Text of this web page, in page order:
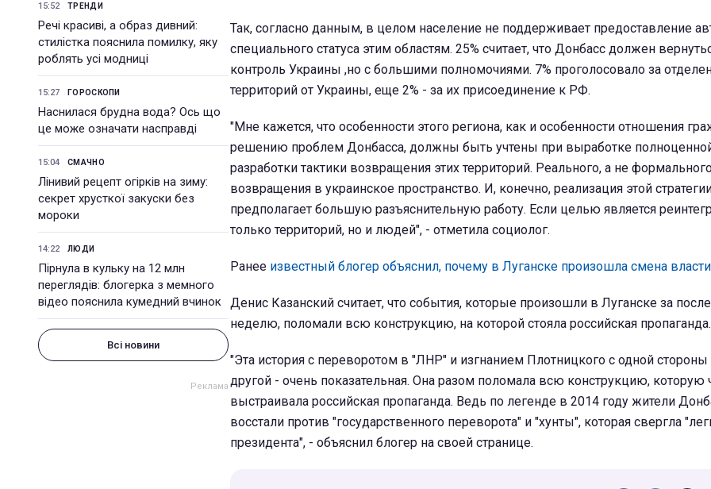
15:52 ТРЕНДИ
Речі красиві, а образ дивний:
стилістка пояснила помилку, яку
роблять усі модниці
15:27 ГОРОСКОПИ
Наснилася брудна вода? Ось що
це може означати насправді
15:04 СМАЧНО
Лінивий рецепт огірків на зиму:
секрет хрусткої закуски без
мороки
14:22 ЛЮДИ
Пірнула в кульку на 12 млн
переглядів: блогерка з мемного
відео пояснила кумедний вчинок
Всі новини
Так, согласно данным, в целом население не поддерживает предоставление
специального статуса этим областям. 25% считает, что Донбасс должен
контроль Украины ,но с большими полномочиями. 7% проголосовало за
территорий от Украины, еще 2% - за их присоединение к РФ.
"Мне кажется, что особенности этого региона, как и особенности отношения
решению проблем Донбасса, должны быть учтены при выработке полноценной
разработки тактики возвращения этих территорий. Реального, а не
возвращения в украинское пространство. И, конечно, реализация этой
предполагает большую разъяснительную работу. Если целью является
только территорий, но и людей", - отметила социолог.
Ранее известный блогер объяснил, почему в Луганске произошла смена власти
Денис Казанский считает, что события, которые произошли в Луганске за
неделю, поломали всю конструкцию, на которой стояла российская пропаганда.
"Эта история с переворотом в "ЛНР" и изгнанием Плотницкого с одной
другой - очень показательная. Она разом поломала всю конструкцию, которую
выстраивала российская пропаганда. Ведь по легенде в 2014 году жители
восстали против "государственного переворота" и "хунты", которая свергла
президента", - объяснил блогер на своей странице.